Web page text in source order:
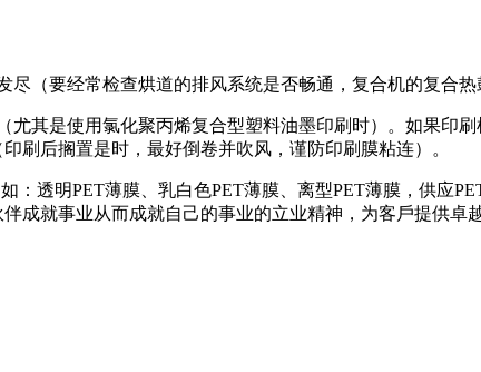
（要经常检查烘道的排风系统是否畅通，复合机的复合热
其是使用氯化聚丙烯复合型塑料油墨印刷时）。如果印
刷后搁置是时，最好倒卷并吹风，谨防印刷膜粘连）。
：透明PET薄膜、乳白色PET薄膜、离型PET薄膜，供应
成就事业从而成就自己的事业的立业精神，为客戶提供卓